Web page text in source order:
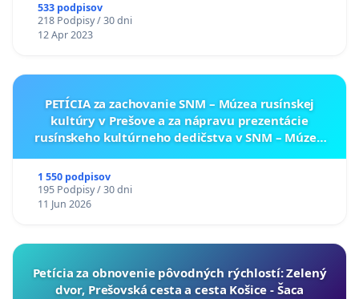
533 podpisov
218 Podpisy / 30 dni
12 Apr 2023
PETÍCIA za zachovanie SNM – Múzea rusínskej
kultúry v Prešove a za nápravu prezentácie
rusínskeho kultúrneho dedičstva v SNM – Múzeu
1 550 podpisov
195 Podpisy / 30 dni
11 Jun 2026
​Petícia za obnovenie pôvodných rýchlostí: Zelený
dvor, Prešovská cesta a cesta Košice - Šaca